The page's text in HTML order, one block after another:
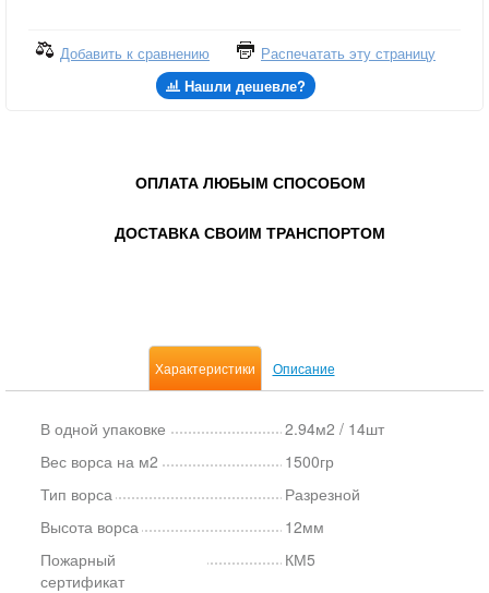
Добавить к сравнению
Распечатать эту страницу
Нашли дешевле?
ОПЛАТА ЛЮБЫМ СПОСОБОМ
ДОСТАВКА СВОИМ ТРАНСПОРТОМ
Характеристики Описание
В одной упаковке
2.94м2 / 14шт
Вес ворса на м2
1500гр
Тип ворса
Разрезной
Высота ворса
12мм
Пожарный
сертификат
КМ5